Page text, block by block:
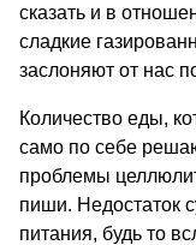
сказать и в
сладкие
заслоняют от нас
Количество еды,
само по себе
проблемы
пиши. Недостаток
питания, будь то